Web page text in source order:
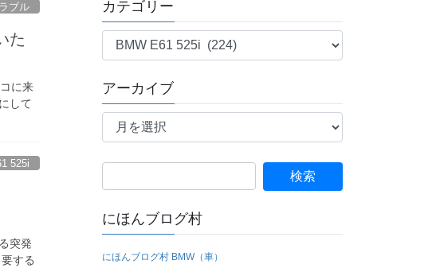
ブル
た
に来
して
525i
突発
する
カテゴリー
テ
リ
ー
アーカイブ
ア
ブ
索:
にほんブログ村
にほんブログ村 BMW（車）